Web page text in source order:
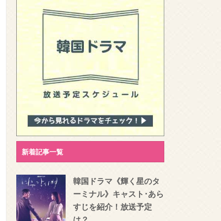
新着記事一覧
韓国ドラマ《輝く星のタ
ーミナル》キャスト･あら
すじを紹介！放送予定